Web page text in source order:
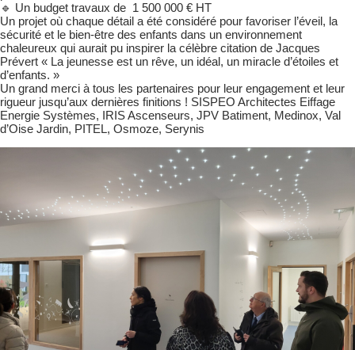
🔹 Un budget travaux de 1 500 000 € HT
Un projet où chaque détail a été considéré pour favoriser l’éveil, la
sécurité et le bien-être des enfants dans un environnement
chaleureux qui aurait pu inspirer la célèbre citation de Jacques
Prévert « La jeunesse est un rêve, un idéal, un miracle d’étoiles et
d’enfants. »
Un grand merci à tous les partenaires pour leur engagement et leur
rigueur jusqu’aux dernières finitions ! SISPEO Architectes Eiffage
Energie Systèmes, IRIS Ascenseurs, JPV Batiment, Medinox, Val
d’Oise Jardin, PITEL, Osmoze, Serynis